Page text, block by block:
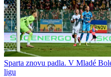
Sparta znovu padla. V Mladé
ligu